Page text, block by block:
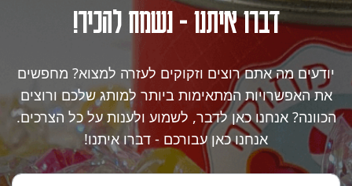
דברו איתנו - נשמח להכיר!
יודעים מה אתם רוצים וזקוקים לעזרה למצוא? מחפשים
את האפשרויות המתאימות ביותר למותג שלכם ורוצים
הכוונה? אנחנו כאן לדבר, לשמוע ולענות על כל הצרכים.
אנחנו כאן עבורכם - דברו איתנו!